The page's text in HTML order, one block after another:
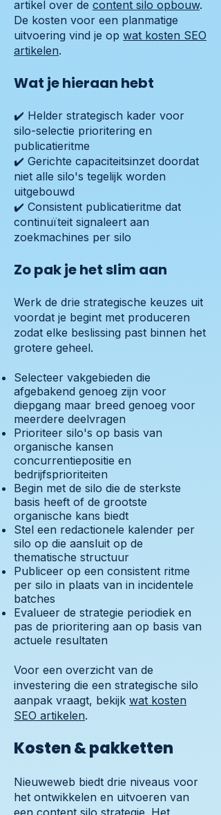
artikel over de content silo opbouw.
De kosten voor een planmatige
uitvoering vind je op wat kosten SEO
artikelen.
Wat je hieraan hebt
✔️ Helder strategisch kader voor
silo-selectie prioritering en
publicatieritme
✔️ Gerichte capaciteitsinzet doordat
niet alle silo's tegelijk worden
uitgebouwd
✔️ Consistent publicatieritme dat
continuïteit signaleert aan
zoekmachines per silo
Zo pak je het slim aan
Werk de drie strategische keuzes uit
voordat je begint met produceren
zodat elke beslissing past binnen het
grotere geheel.
Selecteer vakgebieden die
afgebakend genoeg zijn voor
diepgang maar breed genoeg voor
meerdere deelvragen
Prioriteer silo's op basis van
organische kansen
concurrentiepositie en
bedrijfsprioriteiten
Begin met de silo die de sterkste
basis heeft of de grootste
organische kans biedt
Stel een redactionele kalender per
silo op die aansluit op de
thematische structuur
Publiceer op een consistent ritme
per silo in plaats van in incidentele
batches
Evalueer de strategie periodiek en
pas de prioritering aan op basis van
actuele resultaten
Voor een overzicht van de
investering die een strategische silo
aanpak vraagt, bekijk wat kosten
SEO artikelen.
Kosten & pakketten
Nieuweweb biedt drie niveaus voor
het ontwikkelen en uitvoeren van
een content silo strategie. Het